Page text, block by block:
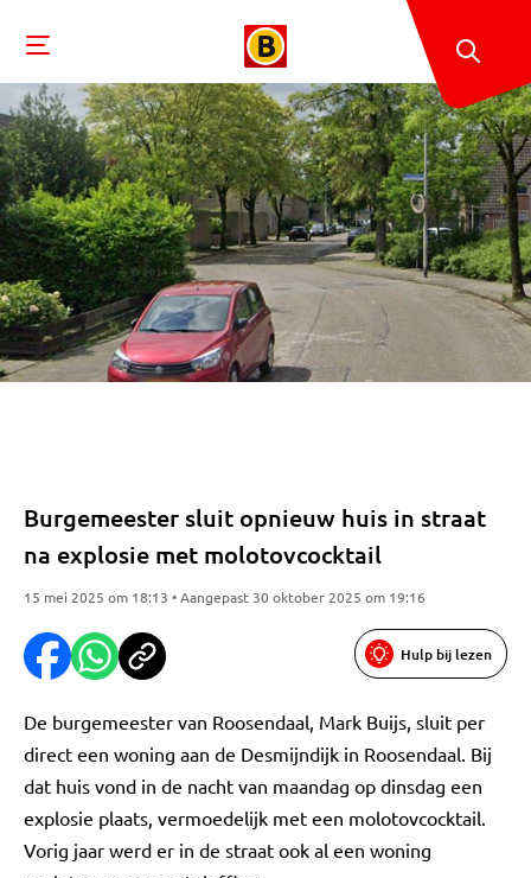
Burgemeester sluit opnieuw huis in straat
na explosie met molotovcocktail
15 mei 2025 om 18:13 • Aangepast 30 oktober 2025 om 19:16
Hulp bij lezen
De burgemeester van Roosendaal, Mark Buijs, sluit per
direct een woning aan de Desmijndijk in Roosendaal. Bij
dat huis vond in de nacht van maandag op dinsdag een
explosie plaats, vermoedelijk met een molotovcocktail.
Vorig jaar werd er in de straat ook al een woning